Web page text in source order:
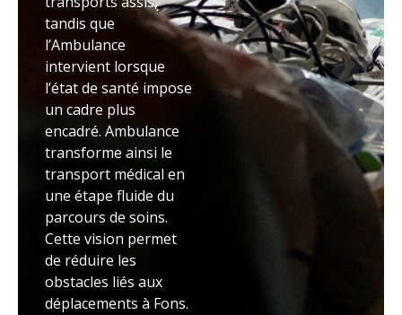
tandis que
l’Ambulance
intervient lorsque
l’état de santé impose
un cadre plus
encadré. Ambulance
transforme ainsi le
transport médical en
une étape fluide du
parcours de soins.
Cette vision permet
de réduire les
obstacles liés aux
déplacements à Fons.